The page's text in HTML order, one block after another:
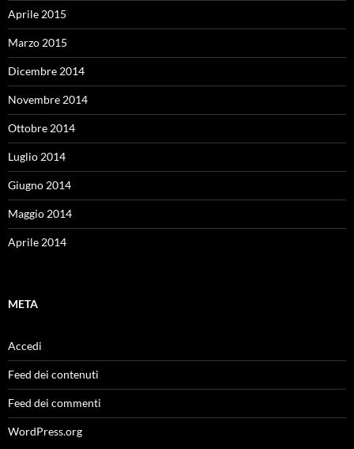
Aprile 2015
Marzo 2015
Dicembre 2014
Novembre 2014
Ottobre 2014
Luglio 2014
Giugno 2014
Maggio 2014
Aprile 2014
META
Accedi
Feed dei contenuti
Feed dei commenti
WordPress.org